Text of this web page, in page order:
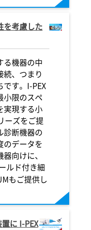
を考慮した
る機器の中
続、つまり
す。 I-PEX
小限のスペ
実現する小
ーズをご提
診断機器の
のデータを
向けに、
ルド付き細
もご提供し
に I-PEX